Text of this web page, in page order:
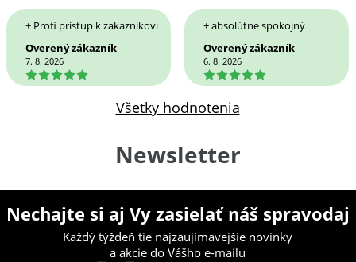
+ Profi pristup k zakaznikovi
Overený zákazník
7. 8. 2026
5
+ absolútne spokojný
Overený zákazník
6. 8. 2026
5
Všetky hodnotenia
Newsletter
Nechajte si aj Vy zasielať náš spravodaj
Každý týždeň tie najzaujímavejšie novinky
a akcie do Vášho e-mailu